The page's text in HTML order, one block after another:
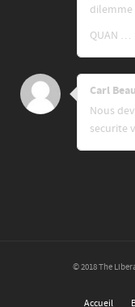
dilemme
QUAN …
Carl
Nous
securite
© 2018 The
Accueil